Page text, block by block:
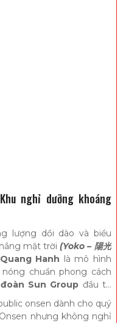
nghỉ dưỡng khoáng
lượng dồi dào và biểu
mặt trời (Yoko – 陽光
Hanh là mô hình
chuẩn phong cách
Sun Group đầu tư
tỉnh Quảng Ninh.
onsen dành cho quý
nhưng không nghỉ